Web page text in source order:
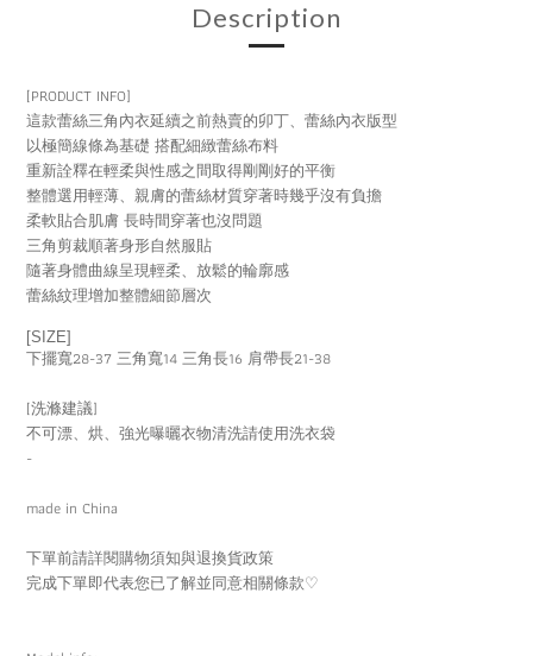
Description
[PRODUCT INFO]
這款蕾絲三角內衣延續之前熱賣的卯丁、蕾絲內衣版型
以極簡線條為基礎 搭配細緻蕾絲布料
重新詮釋在輕柔與性感之間取得剛剛好的平衡
整體選用輕薄、親膚的蕾絲材質穿著時幾乎沒有負擔
柔軟貼合肌膚 長時間穿著也沒問題
三角剪裁順著身形自然服貼
隨著身體曲線呈現輕柔、放鬆的輪廓感
蕾絲紋理增加整體細節層次
[SIZE]
下擺寬28-37 三角寬14 三角長16 肩帶長21-38
[洗滌建議]
不可漂、烘、強光曝曬衣物清洗請使用洗衣袋
-
made in China
下單前請詳閱購物須知與退換貨政策
完成下單即代表您已了解並同意相關條款♡